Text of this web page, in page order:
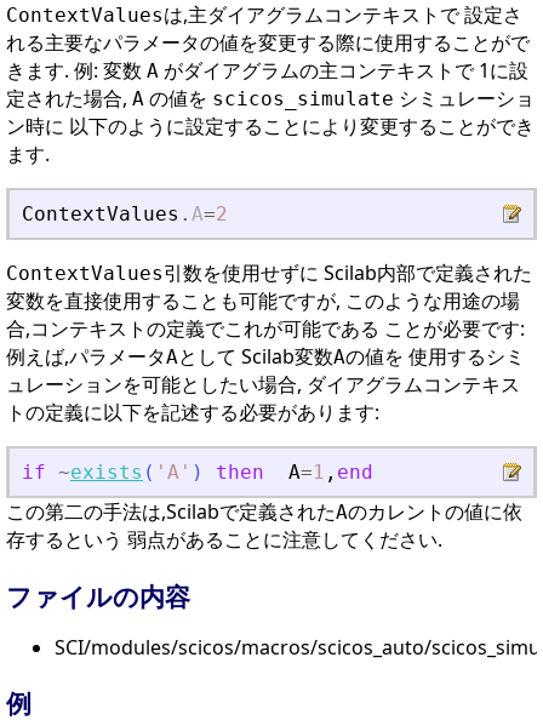
ContextValuesは,主ダイアグラムコンテキストで 設定さ
れる主要なパラメータの値を変更する際に使用することがで
きます. 例: 変数 A がダイアグラムの主コンテキストで 1に設
定された場合, A の値を scicos_simulate シミュレーショ
ン時に 以下のように設定することにより変更することができ
ます.
ContextValues . A=2
ContextValues引数を使用せずに Scilab内部で定義された
変数を直接使用することも可能ですが, このような用途の場
合,コンテキストの定義でこれが可能である ことが必要です:
例えば,パラメータAとして Scilab変数Aの値を 使用するシミ
ュレーションを可能としたい場合, ダイアグラムコンテキス
トの定義に以下を記述する必要があります:
if ~exists ( ' A ' ) then A=1 , end
この第二の手法は,Scilabで定義されたAのカレントの値に依
存するという 弱点があることに注意してください.
ファイルの内容
SCI/modules/scicos/macros/scicos_auto/
例